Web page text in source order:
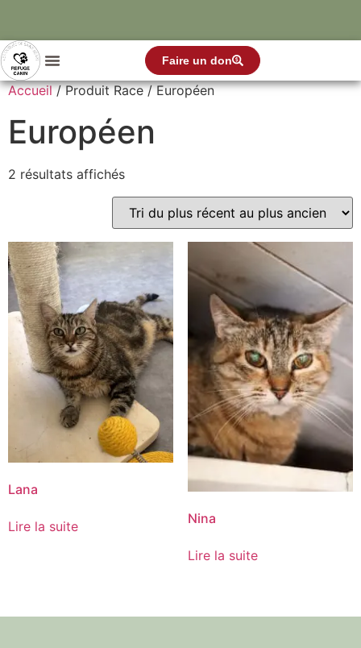
Faire un don
Accueil/ Produit Race / Européen
Européen
2 résultats affichés
Lana
Lire la suite
Nina
Lire la suite